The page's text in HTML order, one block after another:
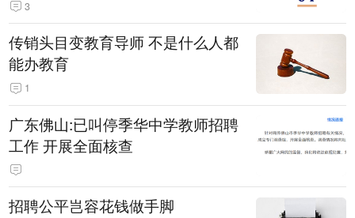
3
传销头目变教育导师 不是什么人都
能办教育
1
广东佛山:已叫停季华中学教师招聘
工作 开展全面核查
招聘公平岂容花钱做手脚